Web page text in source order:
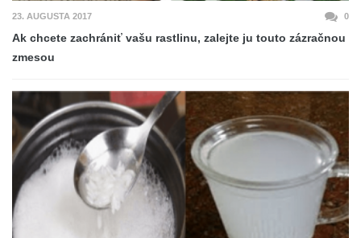
23. AUGUSTA 2017 0
Ak chcete zachrániť vašu rastlinu, zalejte ju touto zázračnou
zmesou